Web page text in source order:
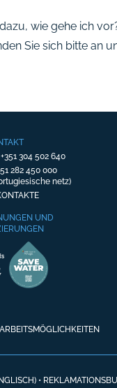
wie gehe ich
Sie sich bitte an
304 502 640
282 450 000
netz)
UND
ARBEITSMÖGLICHKEITEN
•